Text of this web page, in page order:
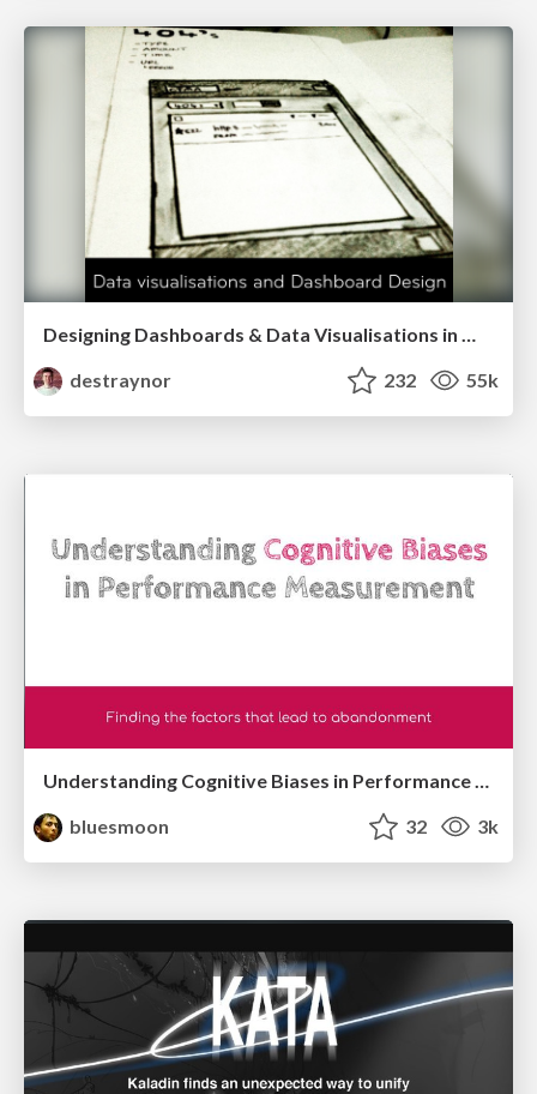
destraynor
232 55k
Understanding Cognitive Biases in Performance Measurement
bluesmoon
32 3k